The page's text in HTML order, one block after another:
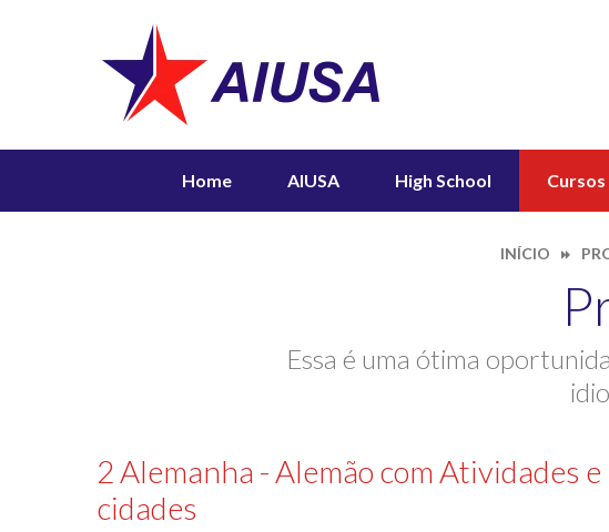
Home AIUSA High School Cursos
INÍCIO
Essa é uma ótima
2 Alemanha - Alemão com Atividades
cidades